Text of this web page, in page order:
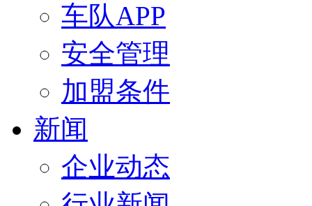
车队APP
安全管理
加盟条件
新闻
企业动态